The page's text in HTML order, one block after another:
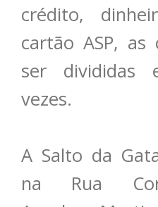
crédito,
cartão ASP, as
ser divididas
vezes.
A Salto da
na Rua